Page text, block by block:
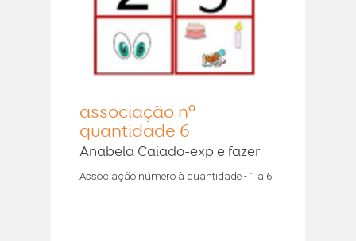
associação nº
quantidade 6
Anabela Caiado-exp e fazer
Associação número à quantidade - 1 a 6